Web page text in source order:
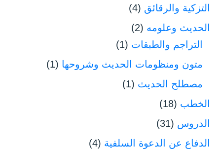
التزكية والرقائق (4)
الحديث وعلومه (2)
التراجم والطبقات (1)
متون ومنظومات الحديث وشروحها (1)
مصطلح الحديث (1)
الخطب (18)
الدروس (31)
الدفاع عن الدعوة السلفية (4)